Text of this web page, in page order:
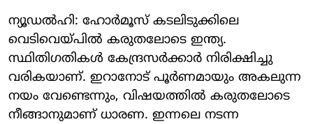
ന്യൂഡല്‍ഹി: ഹോര്‍മൂസ് കടലിടുക്കിലെ
വെടിവെയ്പില്‍ കരുതലോടെ ഇന്ത്യ.
സ്ഥിതിഗതികള്‍ കേന്ദ്രസര്‍ക്കാര്‍ നിരിക്ഷിച്ചു
വരികയാണ്. ഇറാനോട് പൂര്‍ണമായും അകലുന്ന
നയം വേണ്ടെന്നും, വിഷയത്തില്‍ കരുതലോടെ
നീങ്ങാനുമാണ് ധാരണ. ഇന്നലെ നടന്ന